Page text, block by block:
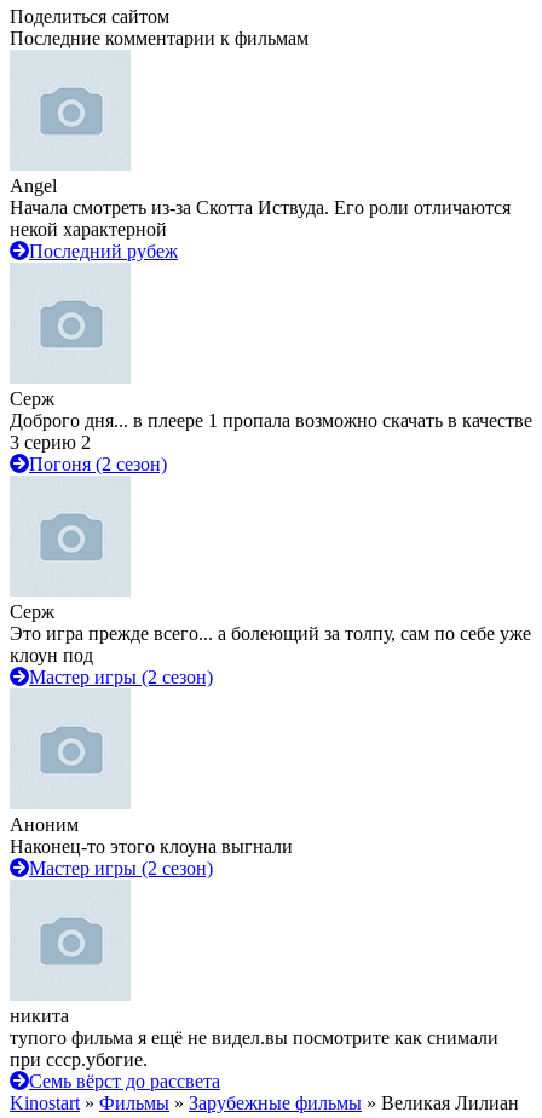
Поделиться сайтом
Последние комментарии к фильмам
Angel
Начала смотреть из-за Скотта Иствуда. Его роли отличаются
некой характерной
Последний рубеж
Серж
Доброго дня... в плеере 1 пропала возможно скачать в качестве
3 серию 2
Погоня (2 сезон)
Серж
Это игра прежде всего... а болеющий за толпу, сам по себе уже
клоун под
Мастер игры (2 сезон)
Аноним
Наконец-то этого клоуна выгнали
Мастер игры (2 сезон)
никита
тупого фильма я ещё не видел.вы посмотрите как снимали
при ссср.убогие.
Семь вёрст до рассвета
Kinostart » Фильмы » Зарубежные фильмы » Великая Лилиан